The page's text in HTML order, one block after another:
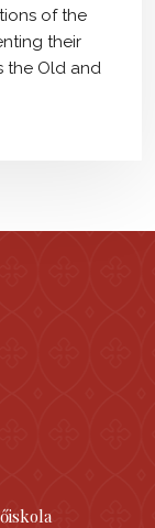
of the
their
the Old and